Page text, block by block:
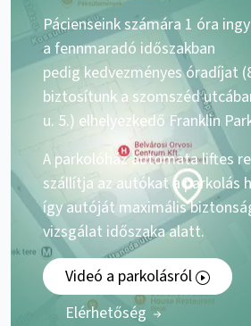
Pácienseink számára 1 óra
a fennmaradó időszakban
pedig kedvezményes óradíjat
biztosítunk a szomszéd
u. 5.) elhelyezkedő Franklin
A parkolóház automata liftes
szállítja az autókat a parkolás
így autóját maximális
vizsgálat időszaka alatt.
Videó a parkolásról
Elérhetőség